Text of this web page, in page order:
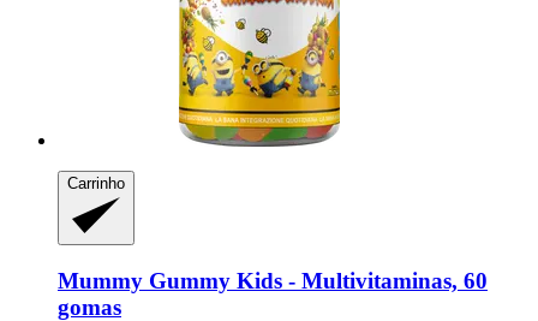
Carrinho
Mummy Gummy Kids -​ Multivitaminas, 60
gomas